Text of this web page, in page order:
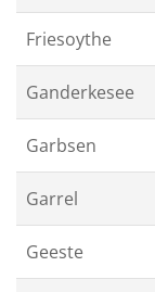
Friesoythe
Ganderkesee
Garbsen
Garrel
Geeste